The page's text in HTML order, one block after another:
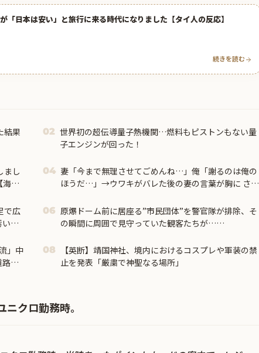
「日本は安い」と旅行に来る時代になりました【タイ人の反応】
続きを読む
結果
02 世界初の超伝導量子熱機関…燃料もピストンもない量
子エンジンが回った！
まし
外
04 妻「今まで無理させてごめんね…」俺「謝るのは俺の
ほうだ…」→ウワキがバレた後の妻の言葉が胸に さっ
で広
ん
06 原爆ドーム前に居座る”市民団体”を警官隊が排除、そ
の瞬間に周囲で見守っていた観客たちが……
」中
封
08
【英断】靖国神社、境内におけるコスプレや軍装の禁
止を発表「厳粛で神聖なる場所」
クロ勤務時。